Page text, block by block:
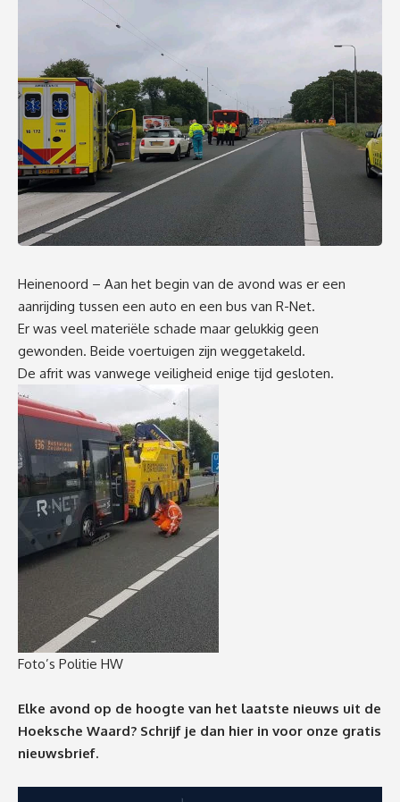
Heinenoord – Aan het begin van de avond was er een
aanrijding tussen een auto en een bus van R-Net.
Er was veel materiële schade maar gelukkig geen
gewonden. Beide voertuigen zijn weggetakeld.
De afrit was vanwege veiligheid enige tijd gesloten.
Foto’s Politie HW
Elke avond op de hoogte van het laatste nieuws uit de
Hoeksche Waard? Schrijf je dan hier in voor onze gratis
nieuwsbrief.